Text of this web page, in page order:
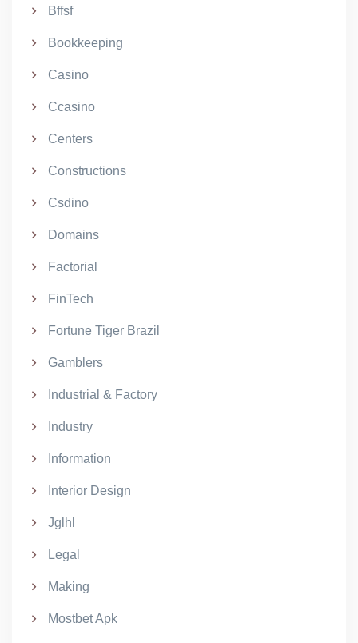
Bffsf
Bookkeeping
Casino
Ccasino
Centers
Constructions
Csdino
Domains
Factorial
FinTech
Fortune Tiger Brazil
Gamblers
Industrial & Factory
Industry
Information
Interior Design
Jglhl
Legal
Making
Mostbet Apk